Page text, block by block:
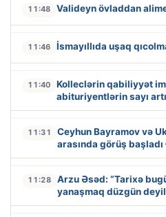
11:48 Valideyn övladdan
11:46 İsmayıllıda uşaq
11:40
Kolleclərin qabiliyyət
abituriyentlərin sayı
11:31
Ceyhun Bayramov və
arasında görüş başladı
11:28
Arzu Əsəd: “Tarixə
yanaşmaq düzgün